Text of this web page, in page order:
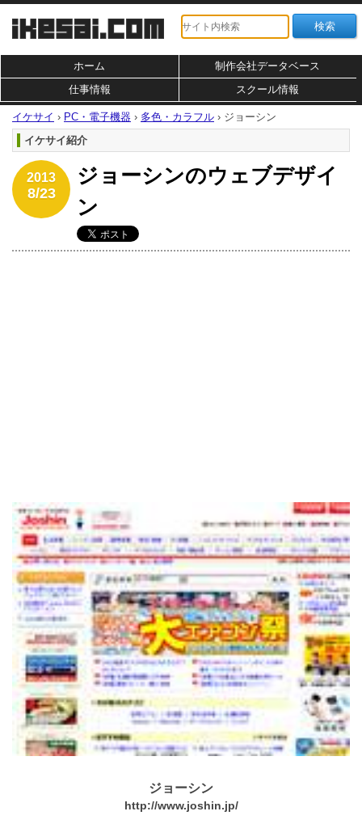
ホーム
制作会社データベース
仕事情報
スクール情報
イケサイ › PC・電子機器 › 多色・カラフル › ジョーシン
イケサイ紹介
2013
8/23
ジョーシンのウェブデザイ
ン
ジョーシン
http://www.joshin.jp/